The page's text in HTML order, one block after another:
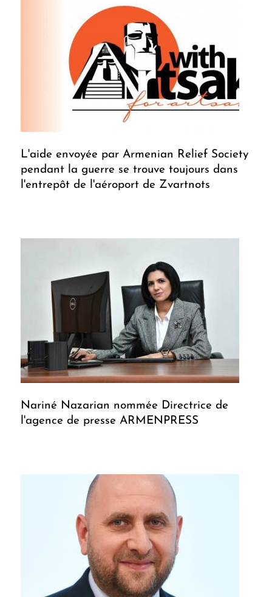
L'aide envoyée par Armenian Relief Society
pendant la guerre se trouve toujours dans
l'entrepôt de l'aéroport de Zvartnots
Nariné Nazarian nommée Directrice de
l'agence de presse ARMENPRESS